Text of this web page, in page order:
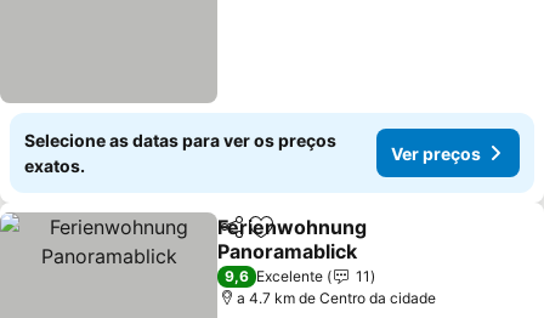
Selecione as datas para ver os preços
exatos.
Ver preços
PartilharAdicionar aos favoritos
Ferienwohnung
Panoramablick
Ver preços
9,6 Excelente
11
a 4.7 km de Centro da cidade